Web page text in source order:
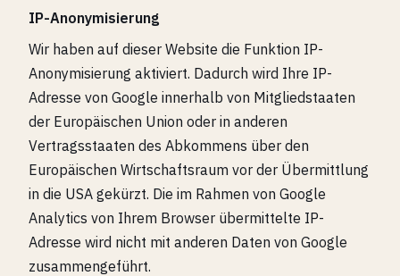
IP-Anonymisierung
Wir haben auf dieser Website die Funktion IP-
Anonymisierung aktiviert. Dadurch wird Ihre IP-
Adresse von Google innerhalb von Mitgliedstaaten
der Europäischen Union oder in anderen
Vertragsstaaten des Abkommens über den
Europäischen Wirtschaftsraum vor der Übermittlung
in die USA gekürzt. Die im Rahmen von Google
Analytics von Ihrem Browser übermittelte IP-
Adresse wird nicht mit anderen Daten von Google
zusammengeführt.